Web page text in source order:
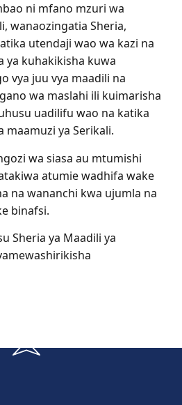
ni mfano mzuri wa
wanaozingatia Sheria,
utendaji wao wa kazi na
ya kuhakikisha kuwa
vya juu vya maadili na
wa maslahi ili kuimarisha
uadilifu wao na katika
ya Serikali.
wa siasa au mtumishi
atumie wadhifa wake
na wananchi kwa ujumla na
binafsi.
Sheria ya Maadili ya